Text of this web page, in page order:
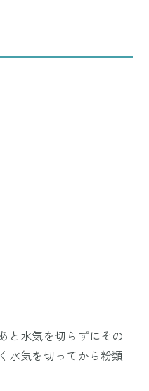
と水気を切らずにその
水気を切ってから粉類